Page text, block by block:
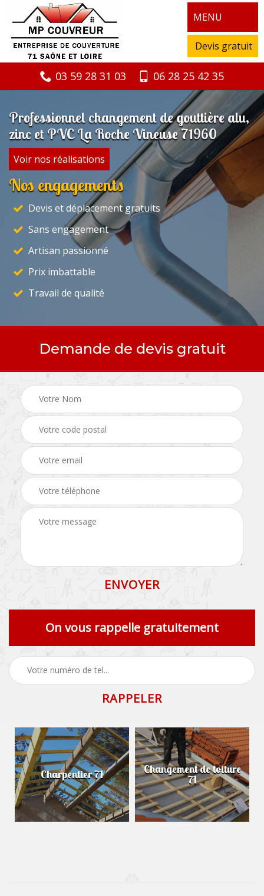
MENU
Devis gratuit
03 59 28 31 03 06 28 25 42 35
Professionnel changement de gouttière alu,
zinc et PVC La Roche Vineuse 71960
Voir nos réalisations
Nos engagements
Devis et déplacement gratuits
Sans engagement
Artisan passionné
Prix imbattable
Travail de qualité
Demande de devis gratuit
On vous rappelle gratuitement
Charpentier 71 Changement de toiture
71